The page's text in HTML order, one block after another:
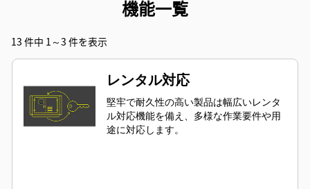
機能一覧
13 件中 1～3 件を表示
レンタル対応
堅牢で耐久性の高い製品は幅広いレンタ
ル対応機能を備え、多様な作業要件や用
途に対応します。